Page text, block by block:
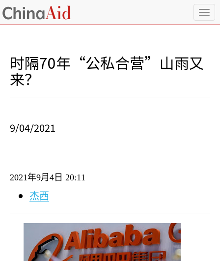
T
o
时隔70年“公私合营”山雨又
来？
9/04/2021
2021年9月 4 日 20:11
杰西